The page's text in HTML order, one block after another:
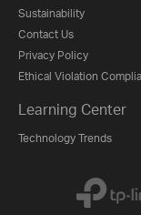
Sustainability
Contact Us
Privacy Policy
Ethical Violation
Learning Center
Technology Trends